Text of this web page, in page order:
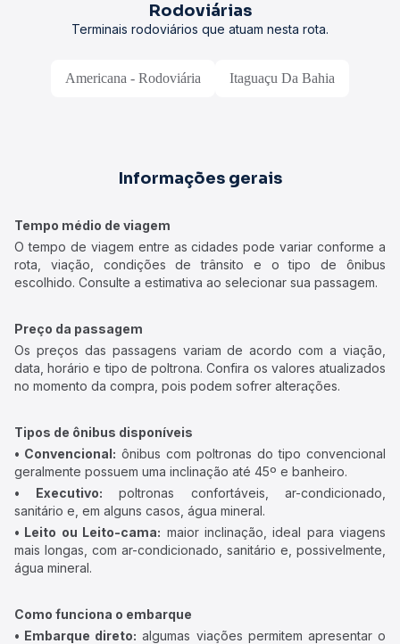
Rodoviárias
Terminais rodoviários que atuam nesta rota.
Americana - Rodoviária Itaguaçu Da Bahia
Informações gerais
Tempo médio de viagem
O tempo de viagem entre as cidades pode variar conforme a
rota, viação, condições de trânsito e o tipo de ônibus
escolhido. Consulte a estimativa ao selecionar sua passagem.
Preço da passagem
Os preços das passagens variam de acordo com a viação,
data, horário e tipo de poltrona. Confira os valores atualizados
no momento da compra, pois podem sofrer alterações.
Tipos de ônibus disponíveis
• Convencional: ônibus com poltronas do tipo convencional
geralmente possuem uma inclinação até 45º e banheiro.
• Executivo: poltronas confortáveis, ar-condicionado,
sanitário e, em alguns casos, água mineral.
• Leito ou Leito-cama: maior inclinação, ideal para viagens
mais longas, com ar-condicionado, sanitário e, possivelmente,
água mineral.
Como funciona o embarque
• Embarque direto: algumas viações permitem apresentar o